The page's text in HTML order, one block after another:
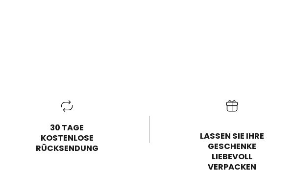
30 TAGE
KOSTENLOSE
RÜCKSENDUNG
LASSEN SIE IHRE
GESCHENKE
LIEBEVOLL
VERPACKEN